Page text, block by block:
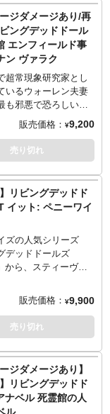
い黒ワンピースは、
ゴシックスタイルを
可能なマントにはレ
ボン、サングラス、
バッグなどのファッ
にもこだわっていま
にもデスマスク、肉
デビル・テディベ
アクセサリー系もし
物騒。
注目のホラー作品た
ズコトイズの看板シ
とつ「リビングデッ
（LDD）」から、映
エンフィールド事
した悪魔「ヴァラ
産となります。修道
フォーマットと相性
部の仕上がりも良
で再生産の声が多数
ールとして高い完成
ボックス仕様で、そ
クションするのにも
は輸送用となりま
ッケージに多少の傷
がある場合もござい
ージダメージあり/再
ングデッドドール
エンフィールド事
ン ヴァラク
超常現象研究家とし
いるウォーレン夫妻
も邪悪で恐ろしい事
ルに、『ソウ』シリ
有名なジェームズ・
メガホンをとった映
』。1作目のヒットを
注目のホラー作品た
ズコトイズの看板シ
とつ「リビングデッ
（LDD）」から、映
エンフィールド事
した悪魔「ヴァラ
産となります。修道
部の仕上がりも良
で再生産の声が多数
ールとして高い完成
ボックス仕様で、そ
クションするのにも
ジにダメージあり
販売価格： ¥9,200
売り切れ
】リビングデッドド
イット: ペニーワイ
ズの人気シリーズ
デッドドールズ
から、スティーヴ
『IT イット』からペ
が再ラインナップし
のLDDシリーズと同
箇所可動となったティ
の、真っ赤な髪、真
威嚇する表情まで、
しっかりLDDフォー
とし込みしていま
販売価格： ¥9,900
売り切れ
ジダメージあり】
】リビングデッドド
ナベル 死霊館の人